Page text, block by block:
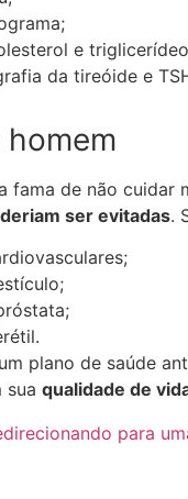
e
da tireóide e
homem
fama de não cuidar
ser evitadas.
plano de saúde
sua qualidade de